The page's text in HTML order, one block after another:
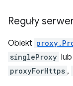
Reguły
Obiekt
singleProxy
proxyForHttps ,